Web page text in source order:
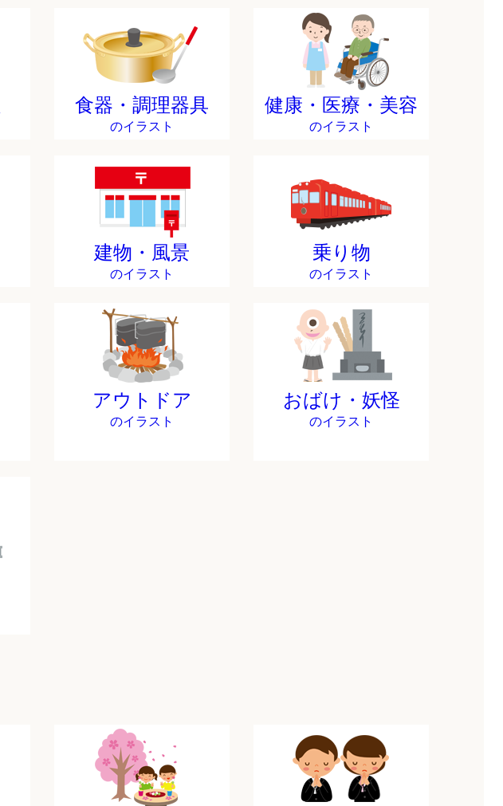
食器・調理器具
のイラスト
健康・医療・美容
のイラスト
建物・風景
のイラスト
乗り物
のイラスト
アウトドア
のイラスト
おばけ・妖怪
のイラスト